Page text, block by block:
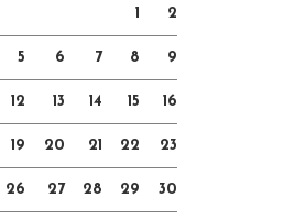
1 2
5 6 7 8 9
12 13 14 15 16
19 20 21 22 23
26 27 28 29 30